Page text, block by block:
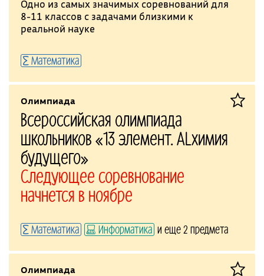
Одно из самых значимых соревнований для
8-11 классов с задачами близкими к
реальной науке
Математика
Олимпиада
Всероссийская олимпиада
школьников «13 элемент. ALхимия
будущего»
Следующее соревнование
начнется в ноябре
Математика Информатика и еще 2 предмета
Олимпиада